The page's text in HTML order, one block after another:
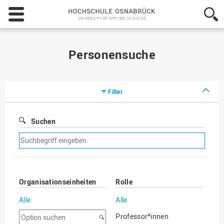
Hochschule
Osnabrück
-
Personensuche
Filter
Suchen
Suchfilter
entfernen
Organisationseinheiten
Alle
Option
Rolle
Alle
Professor*innen